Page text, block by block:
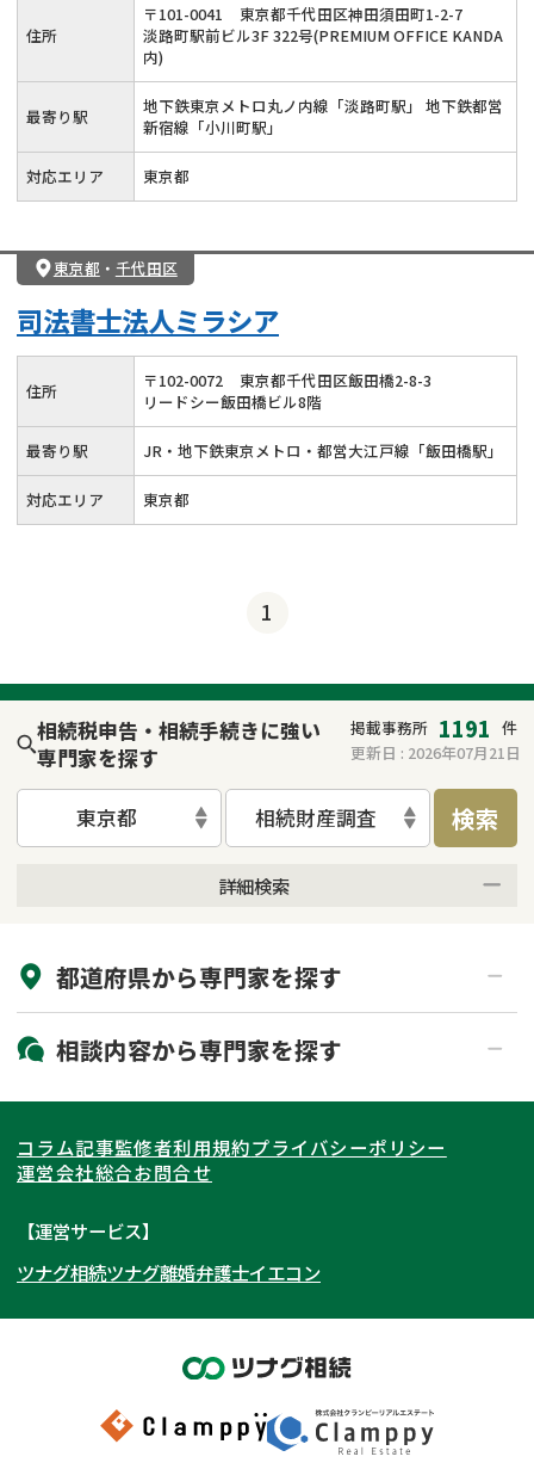
住所
〒101-0041
東京都千代田区神田須田町1-2-7
淡路町駅前ビル3F 322号(PREMIUM OFFICE KANDA
内)
最寄り駅
地下鉄東京メトロ丸ノ内線「淡路町駅」 地下鉄都営
新宿線「小川町駅」
対応エリア 東京都
東京都 ・ 千代田区
司法書士法人ミラシア
住所 〒102-0072
東京都千代田区飯田橋2-8-3
リードシー飯田橋ビル8階
最寄り駅 JR・地下鉄東京メトロ・都営大江戸線「飯田橋駅」
対応エリア 東京都
1
相続税申告・相続手続きに強い
専門家を探す
掲載事務所 1191 件
更新日 : 2026年07月21日
東京都 相続財産調査 検索
詳細検索
初回相談無料
土日祝の相談可能
都道府県から専門家を探す
北海道・東北
北海道 青森県
岩手県 宮城県
秋田県
福島県
関東
東京都 神奈川県
埼玉県
茨城県 群馬県
東海
愛知県
岐阜県 山梨県
関西
大阪府 京都府
奈良県
和歌山県
北陸・甲信越
石川県
富山県
岡山県
九州・沖縄
相談内容から専門家を探す
相続登記
遺産分割
相続手続き
家族信託
成年後見・任意後見
相続財産調査
不動産評価(相続不動産)
相続トラブル
コラム記事監修者利用規約プライバシーポリシー
運営会社総合お問合せ
【運営サービス】
ツナグ相続ツナグ離婚弁護士イエコン